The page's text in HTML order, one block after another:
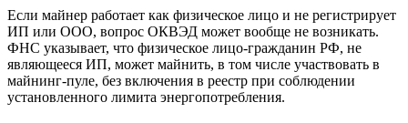
Если майнер работает как физическое лицо и не регистрирует
ИП или ООО, вопрос ОКВЭД может вообще не возникать.
ФНС указывает, что физическое лицо-гражданин РФ, не
являющееся ИП, может майнить, в том числе участвовать в
майнинг-пуле, без включения в реестр при соблюдении
установленного лимита энергопотребления.